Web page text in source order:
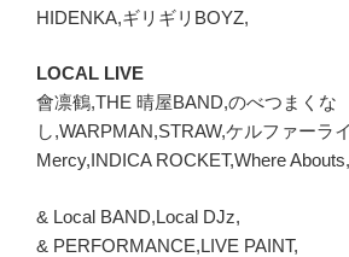
HIDENKA,ギリギリBOYZ,
LOCAL LIVE
會凛鶴,THE 晴屋BAND,のべつまくな
し,WARPMAN,STRAW,ケルファーラ
Mercy,INDICA ROCKET,Where
& Local BAND,Local DJz,
& PERFORMANCE,LIVE PAINT,